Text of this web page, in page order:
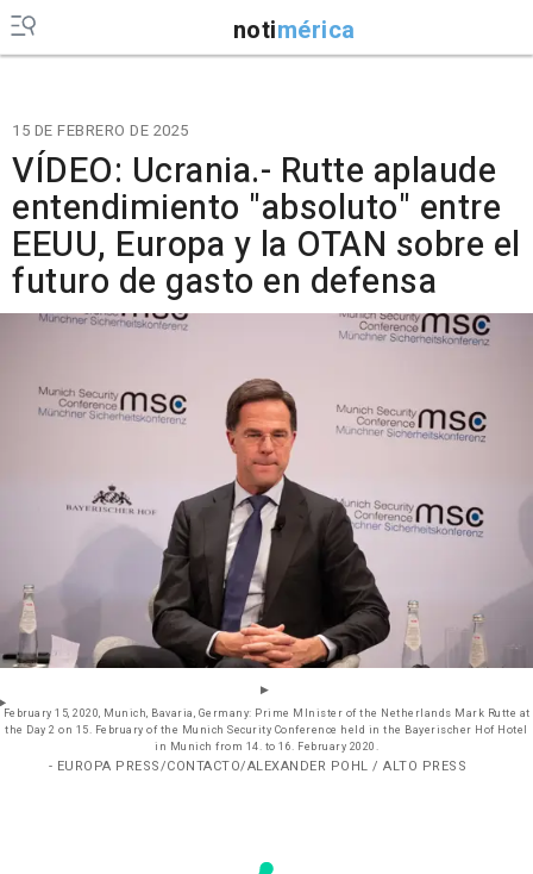
notimérica
15 DE FEBRERO DE 2025
VÍDEO: Ucrania.- Rutte aplaude
entendimiento "absoluto" entre
EEUU, Europa y la OTAN sobre el
futuro de gasto en defensa
February 15, 2020, Munich, Bavaria, Germany: Prime MInister of the Netherlands Mark Rutte at
the Day 2 on 15. February of the Munich Security Conference held in the Bayerischer Hof Hotel
in Munich from 14. to 16. February 2020.
- EUROPA PRESS/CONTACTO/ALEXANDER POHL / ALTO PRESS